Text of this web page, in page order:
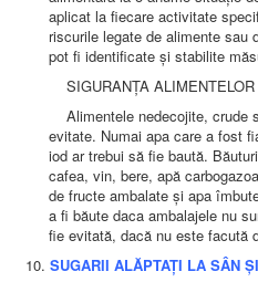
aplicat la fiecare activitate
riscurile legate de alimente sau
pot fi identificate și stabilite
SIGURANȚA ALIMENTELOR
Alimentele nedecojite, crude
evitate. Numai apa care a fost
iod ar trebui să fie baută.
cafea, vin, bere, apă
de fructe ambalate și apa
a fi băute daca ambalajele nu
fie evitată, dacă nu este facută
SUGARII ALĂPTAȚI LA SÂN